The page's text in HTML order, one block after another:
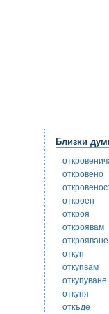
Близки
откровено
откроен
откроя
откроявам
открояване
откуп
откупвам
откупуване
откупя
откъде